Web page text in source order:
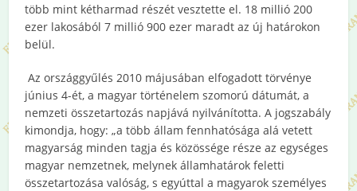
több mint kétharmad részét vesztette el. 18 millió 200
ezer lakosából 7 millió 900 ezer maradt az új határokon
belül.
Az országgyűlés 2010 májusában elfogadott törvénye
június 4-ét, a magyar történelem szomorú dátumát, a
nemzeti összetartozás napjává nyilvánította. A jogszabály
kimondja, hogy: „a több állam fennhatósága alá vetett
magyarság minden tagja és közössége része az egységes
magyar nemzetnek, melynek államhatárok feletti
összetartozása valóság, s egyúttal a magyarok személyes